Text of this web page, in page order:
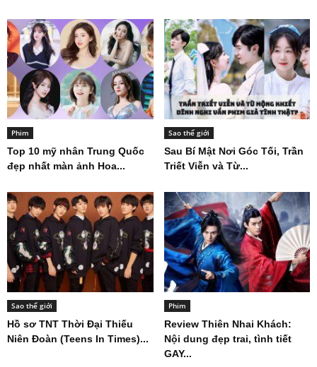
Phim
Top 10 mỹ nhân Trung Quốc
đẹp nhất màn ảnh Hoa...
Sao thế giới
Sau Bí Mật Nơi Góc Tối, Trần
Triết Viễn và Từ...
Sao thế giới
Hồ sơ TNT Thời Đại Thiếu
Niên Đoàn (Teens In Times)...
Phim
Review Thiên Nhai Khách:
Nội dung đẹp trai, tình tiết
GAY...